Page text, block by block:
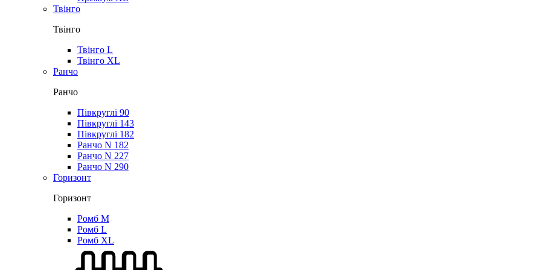
Твінго
Твінго
Твінго L
Твінго XL
Ранчо
Ранчо
Півкруглі 90
Півкруглі 143
Півкруглі 182
Ранчо N 182
Ранчо N 227
Ранчо N 290
Горизонт
Горизонт
Ромб M
Ромб L
Ромб XL